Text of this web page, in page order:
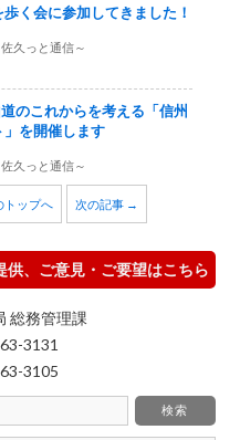
く会に参加してきました！
久っと通信～
のこれからを考える「信州
を開催します
久っと通信～
トップへ 次の記事 →
供、ご意見・ご要望はこちら
総務管理課
3131
3105